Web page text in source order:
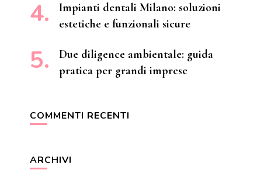
Impianti dentali Milano: soluzioni
estetiche e funzionali sicure
Due diligence ambientale: guida
pratica per grandi imprese
COMMENTI RECENTI
ARCHIVI